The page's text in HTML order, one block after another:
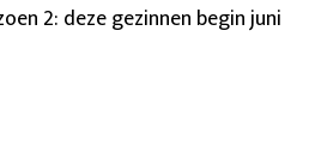
2: deze gezinnen begin juni